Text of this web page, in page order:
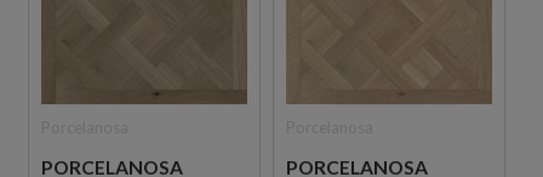
PORCELANOSA
PORCELANOSA